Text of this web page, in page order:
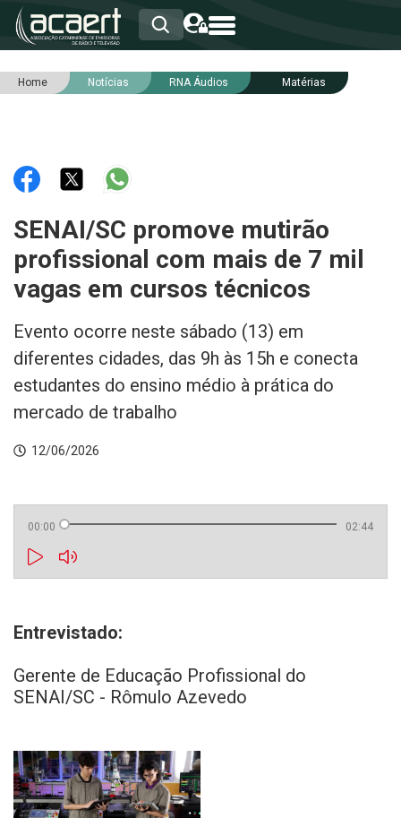
HOME
RNA
NOTÍCIAS
INTEGRIDADE
Home Notícias RNA Áudios Matérias
SENAI/SC promove mutirão
profissional com mais de 7 mil
vagas em cursos técnicos
Evento ocorre neste sábado (13) em
diferentes cidades, das 9h às 15h e conecta
estudantes do ensino médio à prática do
mercado de trabalho
12/06/2026
00:00 02:44
Entrevistado:
Gerente de Educação Profissional do
SENAI/SC - Rômulo Azevedo